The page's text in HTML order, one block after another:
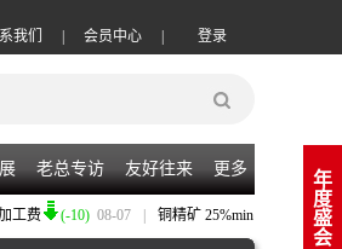
登录
会员中心
我们
老总专访 友好往来 更多
(-10)08-07 | 铜精矿 25%min 中国到岸 加工费
年
度
盛
会